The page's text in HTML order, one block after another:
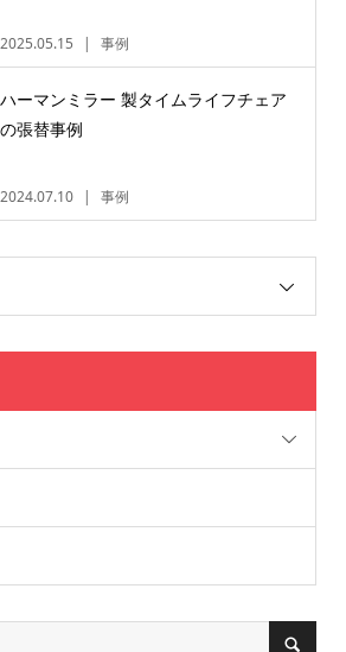
2025.05.15 事例
ハーマンミラー 製タイムライフチェア
の張替事例
2024.07.10 事例